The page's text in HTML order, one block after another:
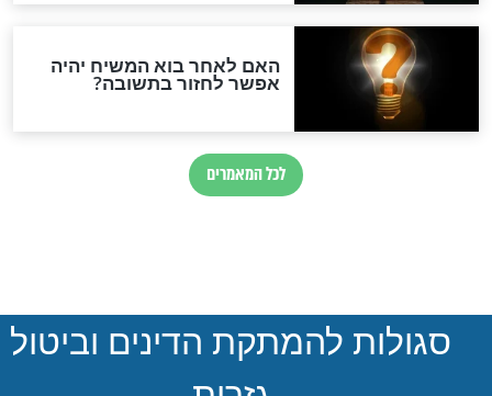
ההסכם החשאי של טראמפ
ואיראן: בלי שקיפות ועם הרבה